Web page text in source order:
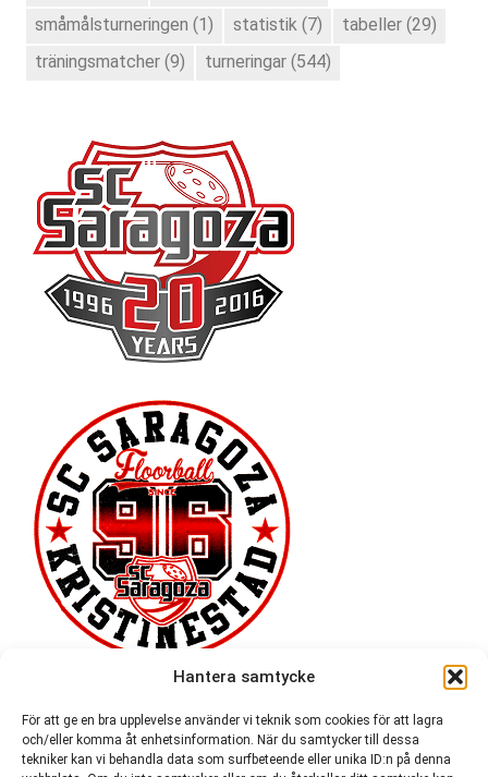
Hantera samtycke
För att ge en bra upplevelse använder vi teknik som cookies för att lagra
och/eller komma åt enhetsinformation. När du samtycker till dessa
tekniker kan vi behandla data som surfbeteende eller unika ID:n på denna
småmålsturneringen (1) statistik (7) tabeller (29)
träningsmatcher (9) turneringar (544)